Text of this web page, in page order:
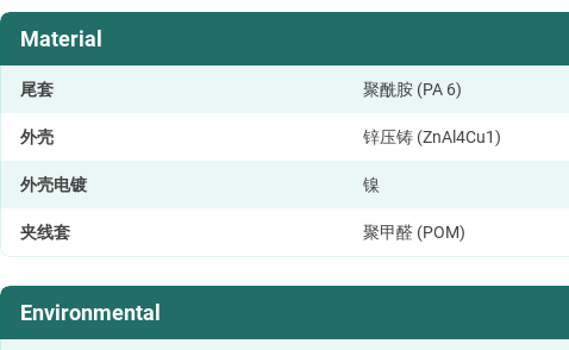
Material
尾套 聚酰胺 (PA 6)
外壳 锌压铸 (ZnAl4Cu1)
外壳电镀 镍
夹线套 聚甲醛 (POM)
Environmental